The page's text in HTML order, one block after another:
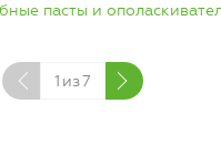
пасты и
1 из7